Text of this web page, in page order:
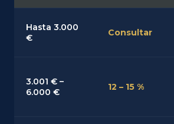
Hasta 3.000
€
Consultar
3.001 € –
6.000 €
12 – 15 %